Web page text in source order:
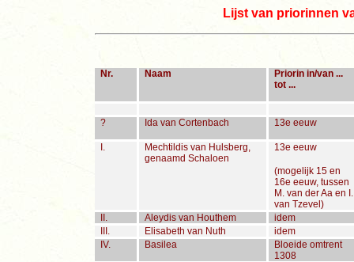
Lijst van priorinnen
Nr. Naam
Priorin in/van ...
tot ...
? Ida van Cortenbach 13e eeuw
I.
Mechtildis van Hulsberg,
genaamd Schaloen
13e eeuw
(mogelijk 15 en
16e eeuw, tussen
M. van der Aa en I.
van Tzevel)
II.
Aleydis van Houthem
idem
III.
Elisabeth van Nuth
idem
IV.
Basilea
Bloeide omtrent
1308